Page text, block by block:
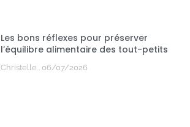
Les bons réflexes pour préserver
l’équilibre alimentaire des tout-petits
Christelle 06/07/2026